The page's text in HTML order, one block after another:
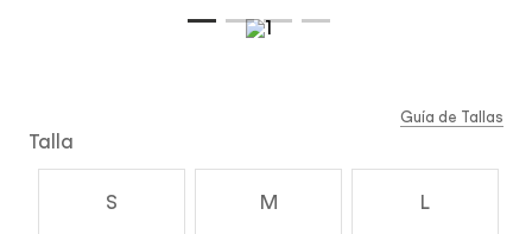
Talla
S M L
Guía de Tallas